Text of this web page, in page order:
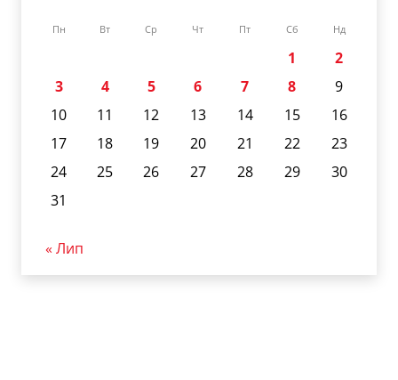
Пн Вт Ср Чт Пт Сб Нд
1
2
3
4 5 6 7 8
9
10
11 12 13 14 15
16
17
18 19 20 21 22
23
24
25 26 27 28 29
30
31
« Лип